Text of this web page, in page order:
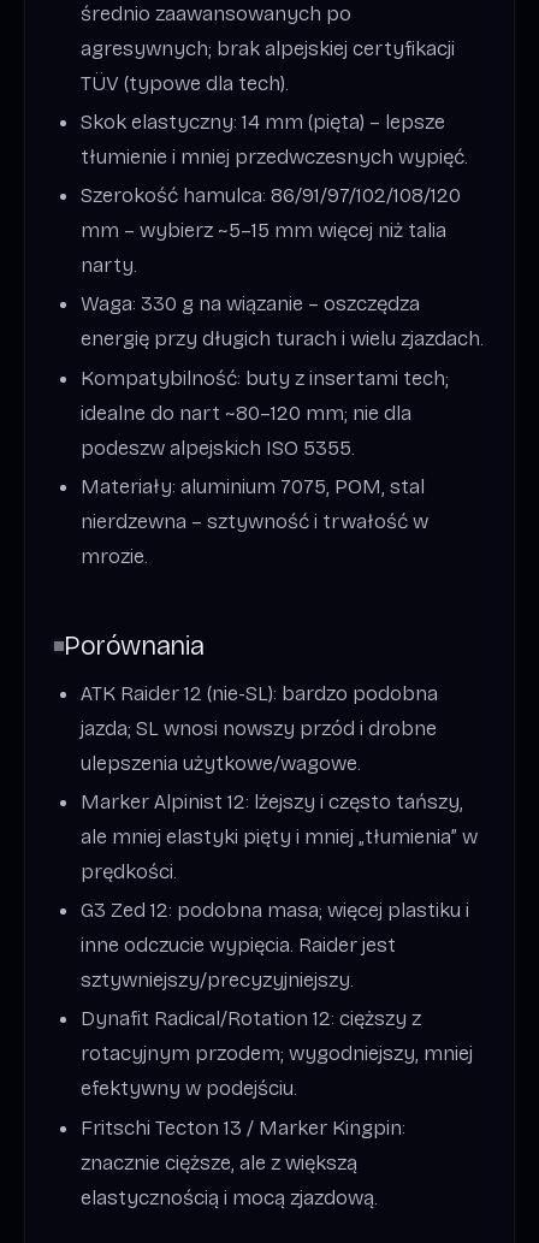
średnio zaawansowanych po
agresywnych; brak alpejskiej certyfikacji
TÜV (typowe dla tech).
Skok elastyczny: 14 mm (pięta) – lepsze
tłumienie i mniej przedwczesnych wypięć.
Szerokość hamulca: 86/91/97/102/108/120
mm – wybierz ~5–15 mm więcej niż talia
narty.
Waga: 330 g na wiązanie – oszczędza
energię przy długich turach i wielu zjazdach.
Kompatybilność: buty z insertami tech;
idealne do nart ~80–120 mm; nie dla
podeszw alpejskich ISO 5355.
Materiały: aluminium 7075, POM, stal
nierdzewna – sztywność i trwałość w
mrozie.
Porównania
ATK Raider 12 (nie-SL): bardzo podobna
jazda; SL wnosi nowszy przód i drobne
ulepszenia użytkowe/wagowe.
Marker Alpinist 12: lżejszy i często tańszy,
ale mniej elastyki pięty i mniej „tłumienia” w
prędkości.
G3 Zed 12: podobna masa; więcej plastiku i
inne odczucie wypięcia. Raider jest
sztywniejszy/precyzyjniejszy.
Dynafit Radical/Rotation 12: cięższy z
rotacyjnym przodem; wygodniejszy, mniej
efektywny w podejściu.
Fritschi Tecton 13 / Marker Kingpin:
znacznie cięższe, ale z większą
elastycznością i mocą zjazdową.